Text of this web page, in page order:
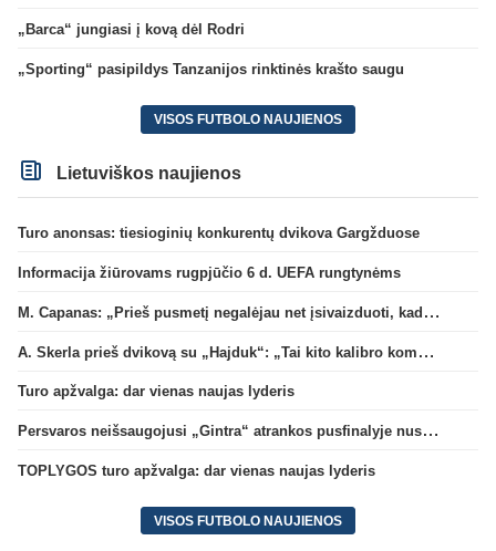
„Barca“ jungiasi į kovą dėl Rodri
„Sporting“ pasipildys Tanzanijos rinktinės krašto saugu
VISOS FUTBOLO NAUJIENOS
Lietuviškos naujienos
Turo anonsas: tiesioginių konkurentų dvikova Gargžduose
Informacija žiūrovams rugpjūčio 6 d. UEFA rungtynėms
M. Capanas: „Prieš pusmetį negalėjau net įsivaizduoti, kad žaisime prieš „Hajduk“
A. Skerla prieš dvikovą su „Hajduk“: „Tai kito kalibro komanda“
Turo apžvalga: dar vienas naujas lyderis
Persvaros neišsaugojusi „Gintra“ atrankos pusfinalyje nusileido Škotijos čempionėms
TOPLYGOS turo apžvalga: dar vienas naujas lyderis
VISOS FUTBOLO NAUJIENOS